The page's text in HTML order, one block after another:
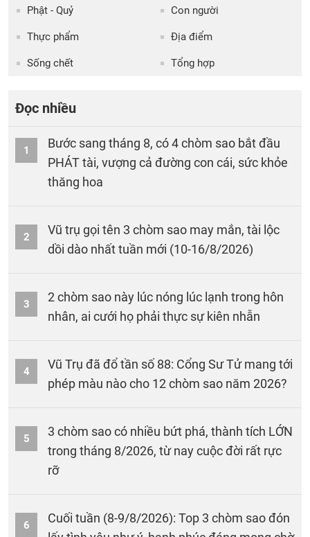
Phật - Quỷ Con người
Thực phẩm Địa điểm
Sống chết Tổng hợp
Đọc nhiều
1
Bước sang tháng 8, có 4 chòm sao bắt đầu
PHÁT tài, vượng cả đường con cái, sức khỏe
thăng hoa
2
Vũ trụ gọi tên 3 chòm sao may mắn, tài lộc
dồi dào nhất tuần mới (10-16/8/2026)
3
2 chòm sao này lúc nóng lúc lạnh trong hôn
nhân, ai cưới họ phải thực sự kiên nhẫn
4
Vũ Trụ đã đổ tần số 88: Cổng Sư Tử mang tới
phép màu nào cho 12 chòm sao năm 2026?
5
3 chòm sao có nhiều bứt phá, thành tích LỚN
trong tháng 8/2026, từ nay cuộc đời rất rực
rỡ
6
Cuối tuần (8-9/8/2026): Top 3 chòm sao đón